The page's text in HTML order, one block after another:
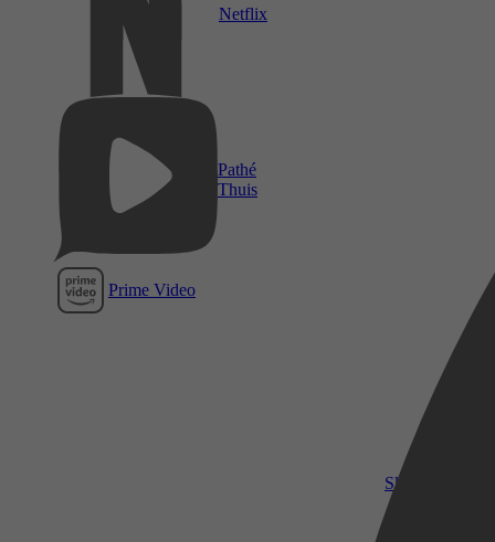
Netflix
Pathé
Thuis
Prime Video
SkyShowtime